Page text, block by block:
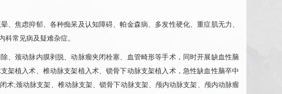
焦虑抑郁、各种痴呆及认知障碍、帕金森病、多发性硬化、重症肌无力、
常见病及疑难杂症。
、颈动脉内膜剥脱、动脉瘤夹闭栓塞、血管畸形等手术，同时开展缺血性脑
架植入术、椎动脉支架植入术、锁骨下动脉支架植入术，急性缺血性脑卒中
术;颈动脉支架、椎动脉支架、锁骨下动脉支架、颅内动脉支架、颅内动脉瘤